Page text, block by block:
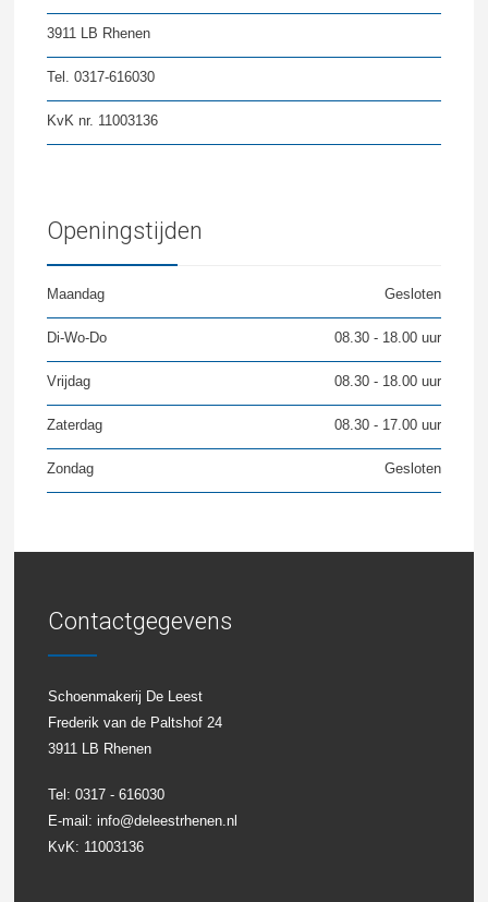
3911 LB Rhenen
Tel. 0317-616030
KvK nr. 11003136
Openingstijden
Maandag Gesloten
Di-Wo-Do 08.30 - 18.00 uur
Vrijdag 08.30 - 18.00 uur
Zaterdag 08.30 - 17.00 uur
Zondag Gesloten
Contactgegevens
Schoenmakerij De Leest
Frederik van de Paltshof 24
3911 LB Rhenen
Tel: 0317 - 616030
E-mail: info@deleestrhenen.nl
KvK: 11003136